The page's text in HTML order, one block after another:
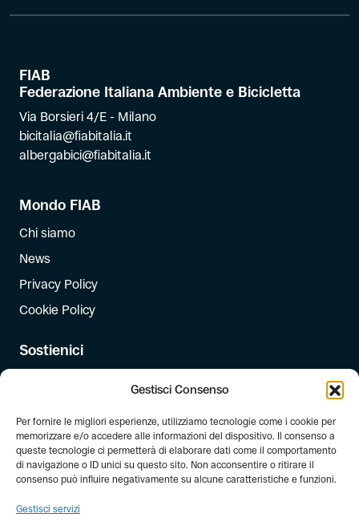
Gestisci Consenso
Per fornire le migliori esperienze, utilizziamo tecnologie come i cookie per
memorizzare e/o accedere alle informazioni del dispositivo. Il consenso a
queste tecnologie ci permetterà di elaborare dati come il comportamento
di navigazione o ID unici su questo sito. Non acconsentire o ritirare il
consenso può influire negativamente su alcune caratteristiche e funzioni.
Gestisci servizi
FIAB
Federazione Italiana Ambiente e Bicicletta
Via Borsieri 4/E - Milano
bicitalia@fiabitalia.it
albergabici@fiabitalia.it
Mondo FIAB
Chi siamo
News
Privacy Policy
Cookie Policy
Sostienici
Dona il 5 per mille
Newsletter